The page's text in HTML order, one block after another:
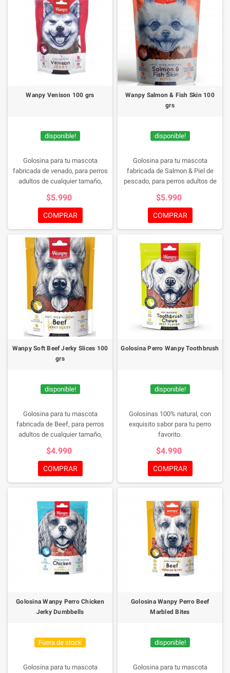
Wanpy Venison 100 grs
disponible!
Golosina para tu mascota
fabricada de venado, para perros
adultos de cualquier tamaño,
proteinas, baja en grasa,
contribuye a huesos mas fuertes .
$5.990
COMPRAR
Wanpy Salmon & Fish Skin 100
grs
disponible!
Golosina para tu mascota
fabricada de Salmon & Piel de
pescado, para perros adultos de
cantidad de proteinas, baja en
grasa, contribuye a huesos mas
fuertes .
$5.990
COMPRAR
Wanpy Soft Beef Jerky Slices 100
grs
disponible!
Golosina para tu mascota
fabricada de Beef, para perros
adultos de cualquier tamaño,
proteinas, baja en grasa,
contribuye a huesos mas fuertes .
$4.990
COMPRAR
Golosina Perro Wanpy Toothbrush
disponible!
Golosinas 100% natural, con
exquisito sabor para tu perro
favorito.
$4.990
COMPRAR
Golosina Wanpy Perro Chicken
Jerky Dumbbells
Fuera de stock
Golosina para tu mascota
Golosina Wanpy Perro Beef
Marbled Bites
disponible!
Golosina para tu mascota